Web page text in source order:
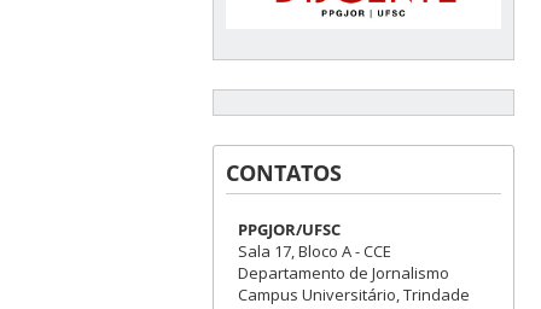
CONTATOS
PPGJOR/UFSC
Sala 17, Bloco A - CCE
Departamento de Jornalismo
Campus Universitário, Trindade